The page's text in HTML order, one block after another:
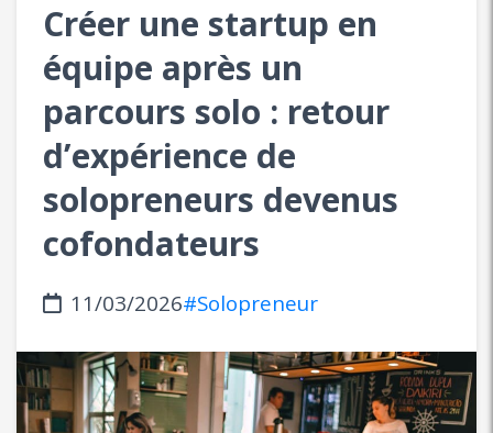
Créer une startup en
équipe après un
parcours solo : retour
d’expérience de
solopreneurs devenus
cofondateurs
11/03/2026#Solopreneur